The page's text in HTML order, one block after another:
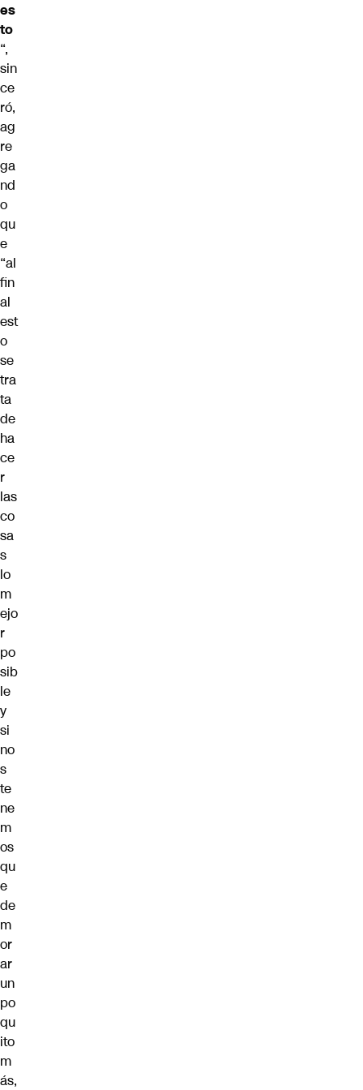
es
to
“,
sin
ce
ró,
ag
re
ga
nd
o
qu
e
“al
fin
al
est
o
se
tra
ta
de
ha
ce
r
las
co
sa
s
lo
m
ejo
r
po
sib
le
y
si
no
s
te
ne
m
os
qu
e
de
m
or
ar
un
po
qu
ito
m
ás,